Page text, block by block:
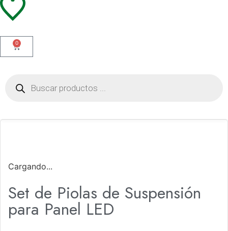
0
Cargando...
Set de Piolas de Suspensión
para Panel LED